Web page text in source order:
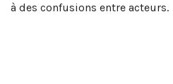
à des confusions entre acteurs.